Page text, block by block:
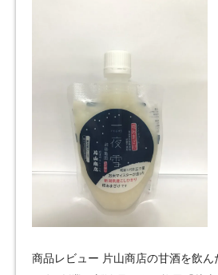
商品レビュー 片山商店の甘酒を飲